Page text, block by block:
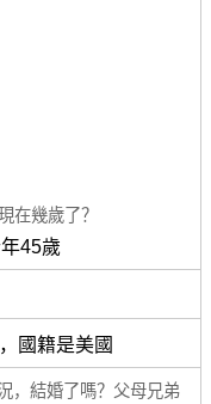
在幾歲了？
45歲
國籍是美國
，結婚了嗎？父母兄弟